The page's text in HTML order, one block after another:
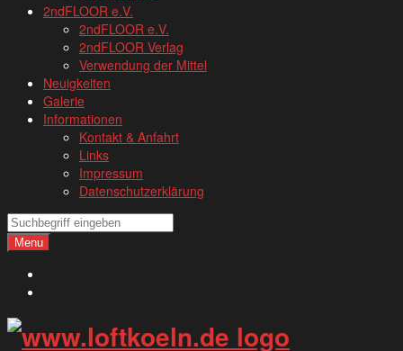
2ndFLOOR e.V.
2ndFLOOR e.V.
2ndFLOOR Verlag
Verwendung der Mittel
Neuigkeiten
Galerie
Informationen
Kontakt & Anfahrt
Links
Impressum
Datenschutzerklärung
Search
Search
Menu